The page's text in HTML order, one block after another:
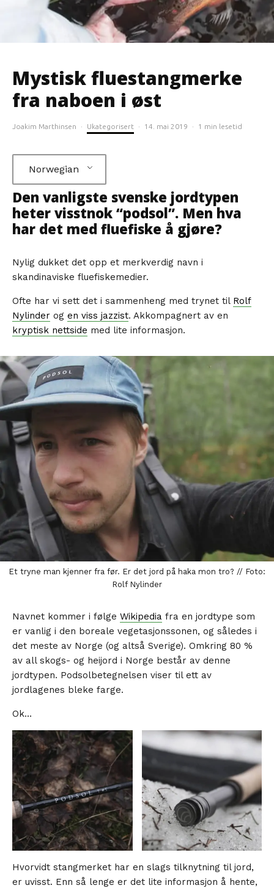
Mystisk fluestangmerke
fra naboen i øst
Joakim Marthinsen · Ukategorisert · 14. mai 2019 · 1 min lesetid
Norwegian
Den vanligste svenske jordtypen
heter visstnok “podsol”. Men hva
har det med fluefiske å gjøre?
Nylig dukket det opp et merkverdig navn i
skandinaviske fluefiskemedier.
Ofte har vi sett det i sammenheng med trynet til Rolf
Nylinder og en viss jazzist. Akkompagnert av en
kryptisk nettside med lite informasjon.
Et tryne man kjenner fra før. Er det jord på haka mon tro? // Foto:
Rolf Nylinder
Navnet kommer i følge Wikipedia fra en jordtype som
er vanlig i den boreale vegetasjonssonen, og således i
det meste av Norge (og altså Sverige). Omkring 80 %
av all skogs- og heijord i Norge består av denne
jordtypen. Podsolbetegnelsen viser til ett av
jordlagenes bleke farge.
Ok…
Hvorvidt stangmerket har en slags tilknytning til jord,
er uvisst. Enn så lenge er det lite informasjon å hente,